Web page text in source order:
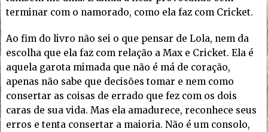
terminar com o namorado, como ela faz com Cricket.
Ao fim do livro não sei o que pensar de Lola, nem da
escolha que ela faz com relação a Max e Cricket. Ela é
aquela garota mimada que não é má de coração,
apenas não sabe que decisões tomar e nem como
consertar as coisas de errado que fez com os dois
caras de sua vida. Mas ela amadurece, reconhece seus
erros e tenta consertar a maioria. Não é um consolo,